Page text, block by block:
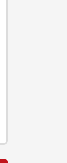
ネーター